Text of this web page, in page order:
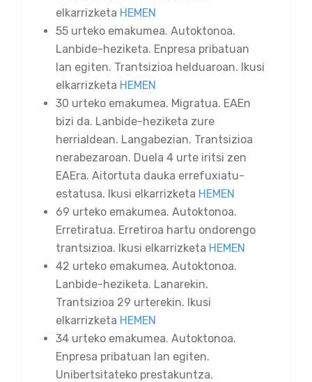
elkarrizketa HEMEN
55 urteko emakumea. Autoktonoa.
Lanbide-heziketa. Enpresa pribatuan
lan egiten. Trantsizioa helduaroan. Ikusi
elkarrizketa HEMEN
30 urteko emakumea. Migratua. EAEn
bizi da. Lanbide-heziketa zure
herrialdean. Langabezian. Trantsizioa
nerabezaroan. Duela 4 urte iritsi zen
EAEra. Aitortuta dauka errefuxiatu-
estatusa. Ikusi elkarrizketa HEMEN
69 urteko emakumea. Autoktonoa.
Erretiratua. Erretiroa hartu ondorengo
trantsizioa. Ikusi elkarrizketa HEMEN
42 urteko emakumea. Autoktonoa.
Lanbide-heziketa. Lanarekin.
Trantsizioa 29 urterekin. Ikusi
elkarrizketa HEMEN
34 urteko emakumea. Autoktonoa.
Enpresa pribatuan lan egiten.
Unibertsitateko prestakuntza.